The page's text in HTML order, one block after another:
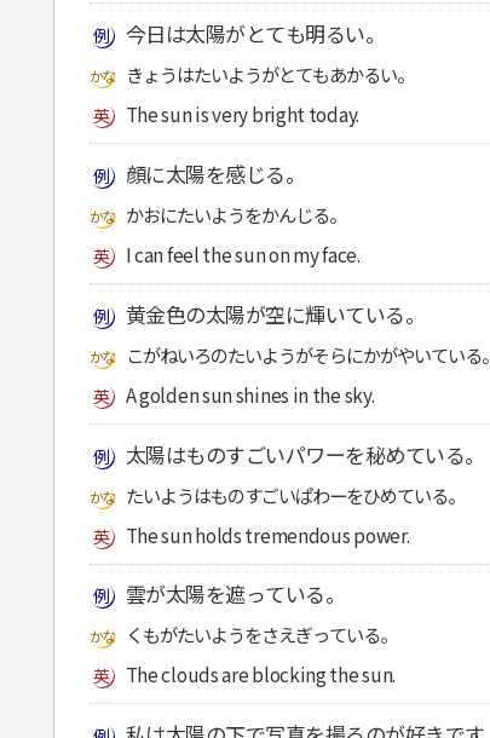
今日は太陽がとても明るい。
きょうはたいようがとてもあかるい。
The sun is very bright today.
顔に太陽を感じる。
かおにたいようをかんじる。
I can feel the sun on my face.
黄金色の太陽が空に輝いている。
こがねいろのたいようがそらにかがやいている。
A golden sun shines in the sky.
太陽はものすごいパワーを秘めている。
たいようはものすごいぱわーをひめている。
The sun holds tremendous power.
雲が太陽を遮っている。
くもがたいようをさえぎっている。
The clouds are blocking the sun.